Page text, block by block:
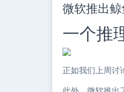
r
e
e
b
o
k
t
t
r
微软推出
一个推
正如我们上周讨